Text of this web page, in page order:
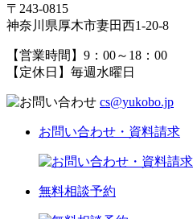
〒243-0815
神奈川県厚木市妻田西1-20-8
【営業時間】9：00～18：00
【定休日】毎週水曜日
cs@yukobo.jp
お問い合わせ・資料請求
無料相談予約